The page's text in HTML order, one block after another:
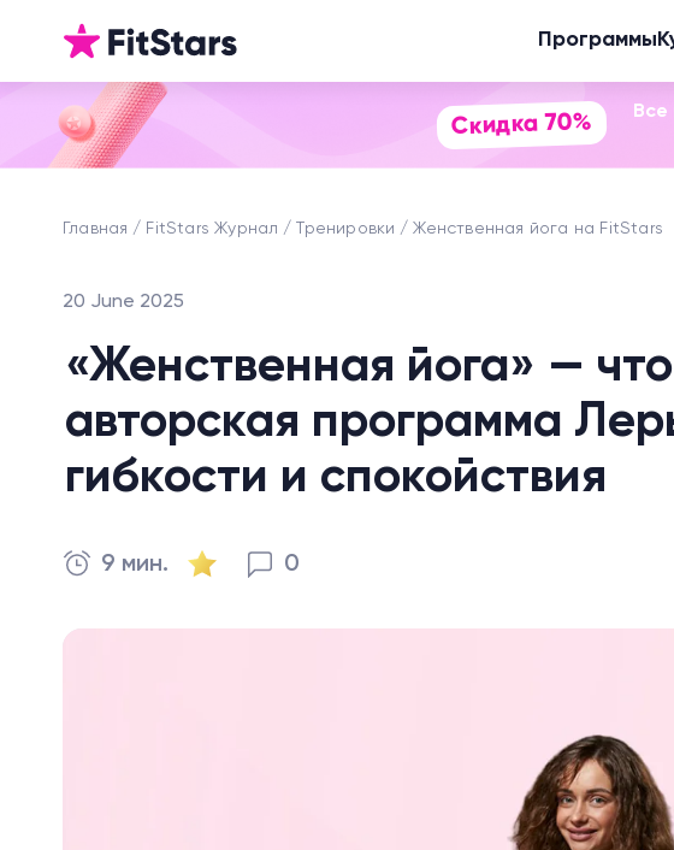
Программы
Скидка 70%
Главная FitStars Журнал Тренировки Женственная йога на FitStars
20 June 2025
«Женственная йога» —
авторская программа
гибкости и спокойствия
9 мин. 0